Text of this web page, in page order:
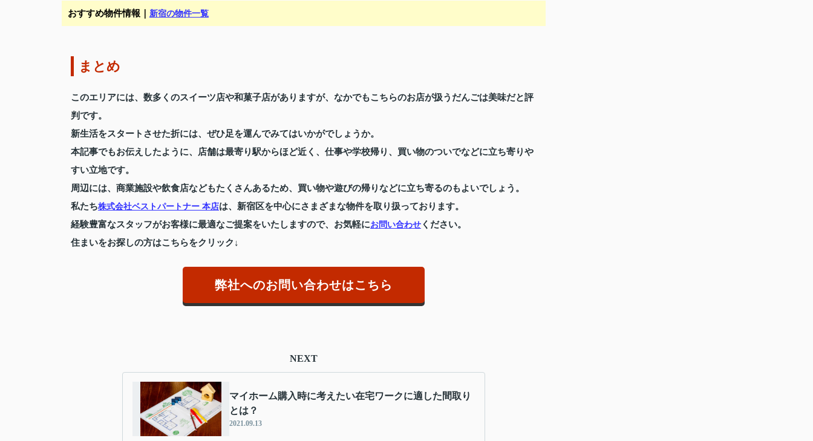
おすすめ物件情報｜ 新宿の物件一覧
まとめ
このエリアには、数多くのスイーツ店や和菓子店がありますが、なかでもこちらのお店が扱うだんごは美味だと評
判です。
新生活をスタートさせた折には、ぜひ足を運んでみてはいかがでしょうか。
本記事でもお伝えしたように、店舗は最寄り駅からほど近く、仕事や学校帰り、買い物のついでなどに立ち寄りや
すい立地です。
周辺には、商業施設や飲食店などもたくさんあるため、買い物や遊びの帰りなどに立ち寄るのもよいでしょう。
私たち株式会社ベストパートナー 本店は、新宿区を中心にさまざまな物件を取り扱っております。
経験豊富なスタッフがお客様に最適なご提案をいたしますので、お気軽にお問い合わせ ください。
住まいをお探しの方はこちらをクリック↓
弊社へのお問い合わせはこちら
NEXT
マイホーム購入時に考えたい在宅ワークに適した間取り
とは？
2021.09.13